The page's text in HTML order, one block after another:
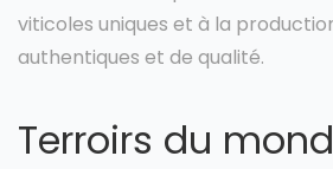
viticoles uniques et à la
authentiques et de qualité.
Terroirs du